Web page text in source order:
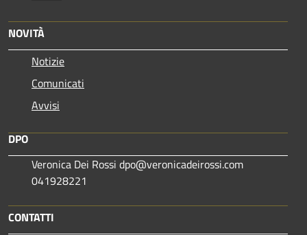
NOVITÀ
Notizie
Comunicati
Avvisi
DPO
Veronica Dei Rossi dpo@veronicadeirossi.com
041928221
CONTATTI